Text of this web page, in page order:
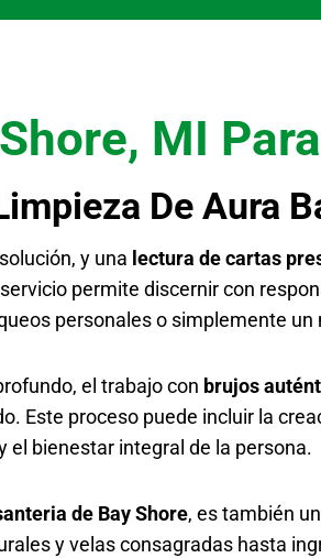
MI
De Aura
y una lectura de cartas
permite discernir con
personales o simplemente
el trabajo con brujos
Este proceso puede incluir la
el bienestar integral de la persona.
de Bay Shore, es también
y velas consagradas hasta